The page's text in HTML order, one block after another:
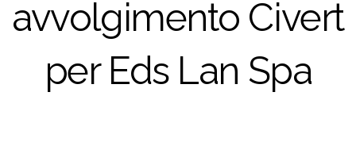
avvolgimento Civert
per Eds Lan Spa